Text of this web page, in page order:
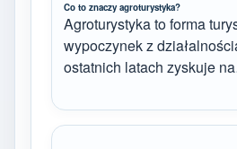
Co to znaczy agroturystyka?
Agroturystyka to forma
wypoczynek z
ostatnich latach zyskuje